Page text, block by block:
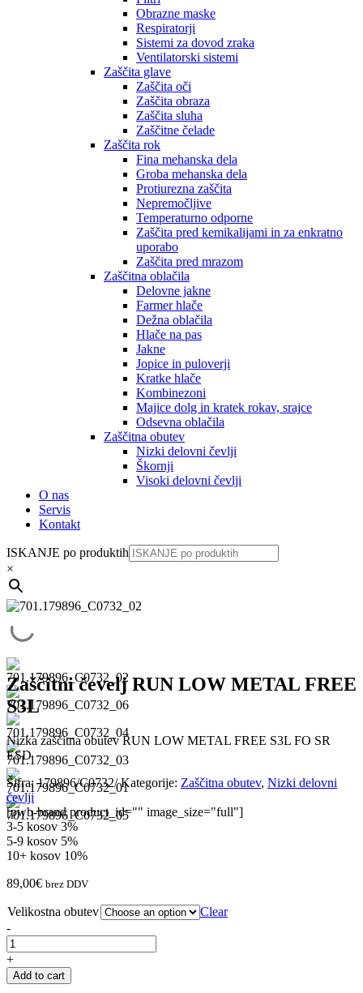
Obrazne maske
Respiratorji
Sistemi za dovod zraka
Ventilatorski sistemi
Zaščita glave
Zaščita oči
Zaščita obraza
Zaščita sluha
Zaščitne čelade
Zaščita rok
Fina mehanska dela
Groba mehanska dela
Protiurezna zaščita
Nepremočljive
Temperaturno odporne
Zaščita pred kemikalijami in za enkratno
uporabo
Zaščita pred mrazom
Zaščitna oblačila
Delovne jakne
Farmer hlače
Dežna oblačila
Hlače na pas
Jakne
Jopice in puloverji
Kratke hlače
Kombinezoni
Majice dolg in kratek rokav, srajce
Odsevna oblačila
Zaščitna obutev
Nizki delovni čevlji
Škornji
Visoki delovni čevlji
O nas
Servis
Kontakt
ISKANJE po produktih
×
Zaščitni čevelj RUN LOW METAL FREE
S3L
Nizka zaščitna obutev RUN LOW METAL FREE S3L FO SR
ESD
Šifra:179896/C0732/Kategorije: Zaščitna obutev, Nizki delovni
čevlji
[pwb-brand product_id="" image_size="full"]
3-5 kosov 3%
5-9 kosov 5%
10+ kosov 10%
89,00€ brez DDV
Velikostna obutev
Clear
-
Zaščitni
čevelj
RUN
LOW
+
Add to cart